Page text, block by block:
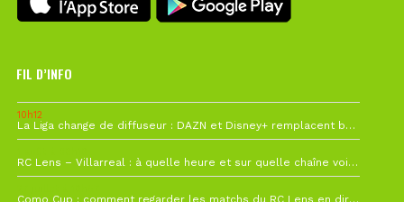
FIL D’INFO
10h12
La Liga change de diffuseur : DAZN et Disney+ remplacent beIN Sports !
RC Lens – Villarreal : à quelle heure et sur quelle chaîne voir la finale de la Como Cup ?
Como Cup : comment regarder les matchs du RC Lens en direct ?